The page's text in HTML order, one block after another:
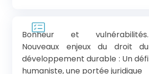
Bonheur et vulnérabilités.
Nouveaux enjeux du droit du
développement durable : Un défi
humaniste, une portée juridique